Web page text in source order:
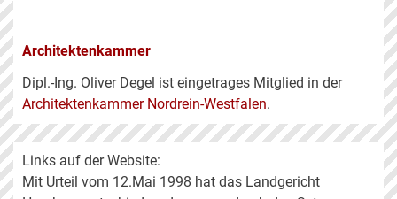
Architektenkammer
Dipl.-Ing. Oliver Degel ist eingetrages Mitglied in der
Architektenkammer Nordrein-Westfalen.
Links auf der Website:
Mit Urteil vom 12.Mai 1998 hat das Landgericht